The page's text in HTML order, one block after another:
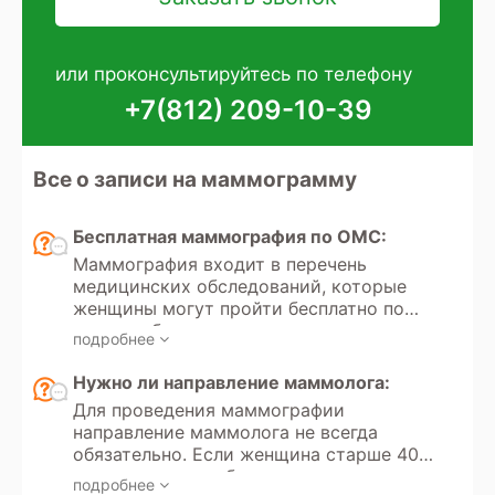
или проконсультируйтесь по телефону
+7(812) 209-10-39
Все о записи на маммограмму
Бесплатная маммография по ОМС:
Маммография входит в перечень
медицинских обследований, которые
женщины могут пройти бесплатно по
полису обязательного медицинского
страхования (ОМС). Исследование
рекомендуется для раннего выявления
заболеваний молочной железы, таких
как рак, и для профилактического
осмотра женщин в возрасте старше 40
лет. Получение направления на
маммографию регулируется
подробнее
Нужно ли направление маммолога:
Для проведения маммографии
направление маммолога не всегда
обязательно. Если женщина старше 40
лет и проходит обследование в рамках
подробнее